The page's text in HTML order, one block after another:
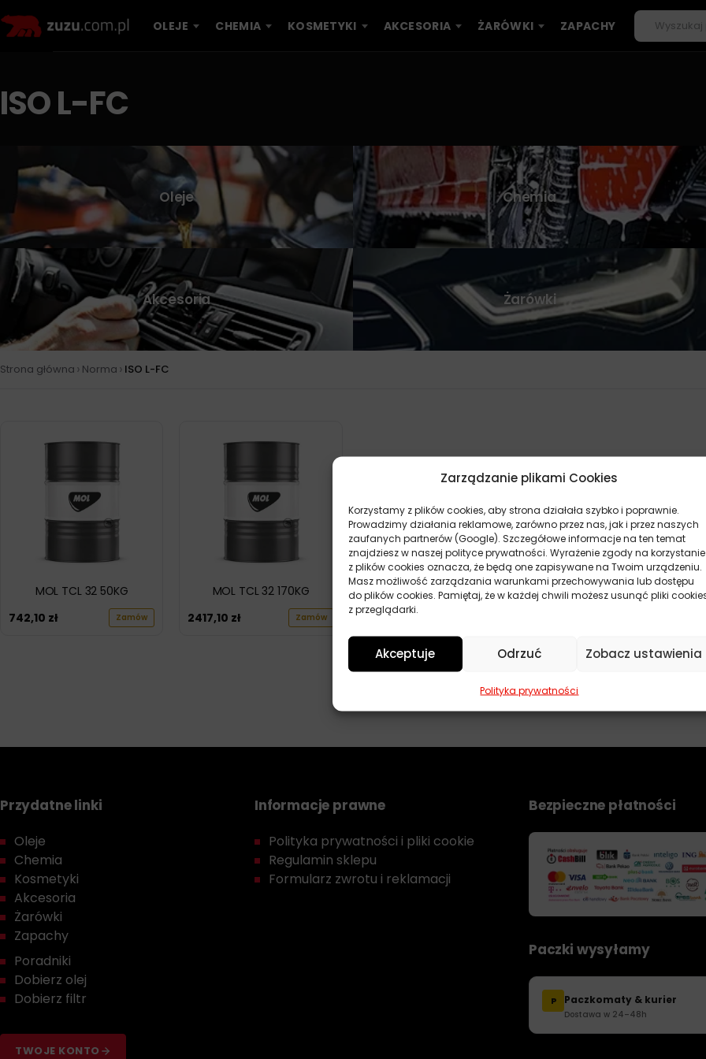
Zarządzanie plikami Cookies
Korzystamy z plików cookies, aby strona działała szybko i poprawnie.
Prowadzimy działania reklamowe, zarówno przez nas, jak i przez naszych
zaufanych partnerów (Google). Szczegółowe informacje na ten temat
znajdziesz w naszej polityce prywatności. Wyrażenie zgody na korzystanie
z plików cookies oznacza, że będą one zapisywane na Twoim urządzeniu.
Masz możliwość zarządzania warunkami przechowywania lub dostępu
do plików cookies. Pamiętaj, że w każdej chwili możesz usunąć pliki
z przeglądarki.
Akceptuje Odrzuć Zobacz ustawienia
Polityka prywatności
OLEJE CHEMIA KOSMETYKI AKCESORIA ŻARÓWKI ZAPACHY
ISO L-FC
Oleje Chemia
Akcesoria Żarówki
Strona główna › Norma › ISO L-FC
MOL TCL 32 50KG
742,10 zł Zamów
MOL TCL 32 170KG
2417,10 zł Zamów
POKAŻ WIĘCEJ PRODUKTÓW
Przydatne linki
Oleje
Chemia
Kosmetyki
Akcesoria
Żarówki
Zapachy
Poradniki
Dobierz olej
Dobierz filtr
TWOJE KONTO
Informacje prawne
Polityka prywatności i pliki cookie
Regulamin sklepu
Formularz zwrotu i reklamacji
Bezpieczne płatności
Paczki wysyłamy
P Paczkomaty & kurier
Dostawa w 24–48h